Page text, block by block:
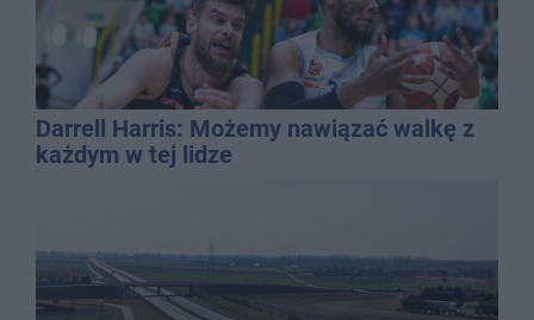
Darrell Harris: Możemy nawiązać walkę z
każdym w tej lidze